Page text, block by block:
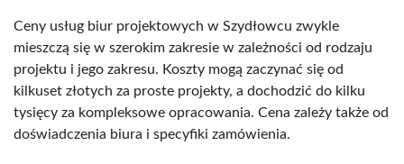
Ceny usług biur projektowych w Szydłowcu zwykle
mieszczą się w szerokim zakresie w zależności od rodzaju
projektu i jego zakresu. Koszty mogą zaczynać się od
kilkuset złotych za proste projekty, a dochodzić do kilku
tysięcy za kompleksowe opracowania. Cena zależy także od
doświadczenia biura i specyfiki zamówienia.